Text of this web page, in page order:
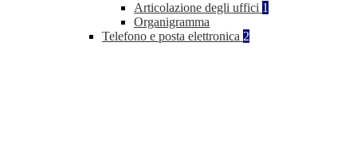
Articolazione degli uffici 1
Organigramma
Telefono e posta elettronica 2